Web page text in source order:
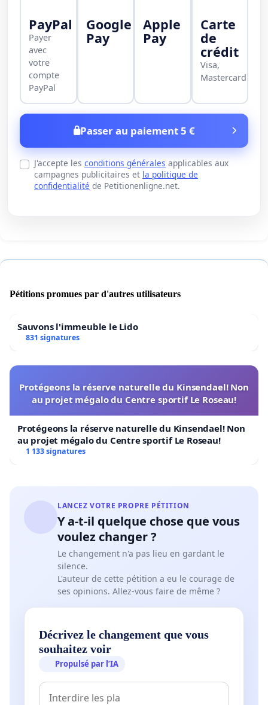
PayPal
Payer
avec
votre
compte
PayPal
Google
Pay
Apple
Pay
Carte
de
crédit
Visa,
Mastercard
Passer au paiement 5 €
J'accepte les conditions générales applicables aux
campagnes publicitaires et la politique de
confidentialité de Petitionenligne.net.
Pétitions promues par d'autres utilisateurs
Sauvons l'immeuble le Lido
831 signatures
Protégeons la réserve naturelle du Kinsendael! Non
au projet mégalo du Centre sportif Le Roseau!
Protégeons la réserve naturelle du Kinsendael! Non
au projet mégalo du Centre sportif Le Roseau!
1 133 signatures
LANCEZ VOTRE PROPRE PÉTITION
Y a-t-il quelque chose que vous
voulez changer ?
Le changement n'a pas lieu en gardant le
silence.
L'auteur de cette pétition a eu le courage de
ses opinions. Allez-vous faire de même ?
Décrivez le changement que vous
souhaitez voir
Propulsé par l’IA